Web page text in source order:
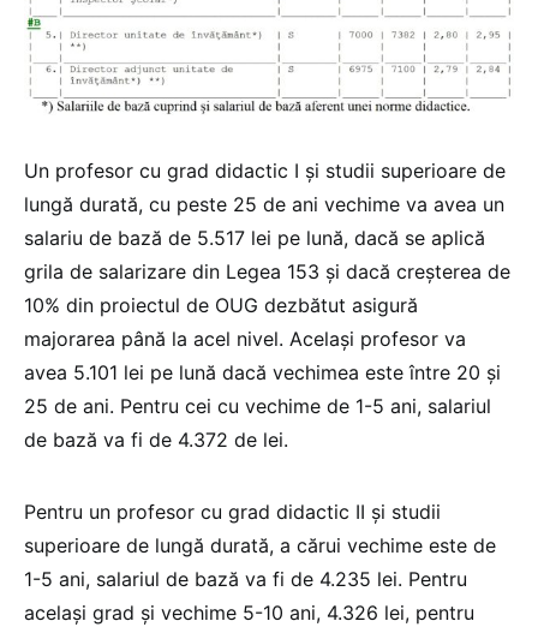
Un profesor cu grad didactic I şi studii superioare de
lungă durată, cu peste 25 de ani vechime va avea un
salariu de bază de 5.517 lei pe lună, dacă se aplică
grila de salarizare din Legea 153 și dacă creșterea de
10% din proiectul de OUG dezbătut asigură
majorarea până la acel nivel. Acelaşi profesor va
avea 5.101 lei pe lună dacă vechimea este între 20 şi
25 de ani. Pentru cei cu vechime de 1-5 ani, salariul
de bază va fi de 4.372 de lei.
Pentru un profesor cu grad didactic II şi studii
superioare de lungă durată, a cărui vechime este de
1-5 ani, salariul de bază va fi de 4.235 lei. Pentru
acelaşi grad şi vechime 5-10 ani, 4.326 lei, pentru